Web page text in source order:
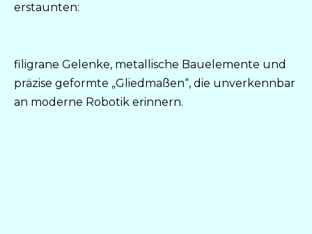
erstaunten:
filigrane Gelenke, metallische Bauelemente und
präzise geformte „Gliedmaßen“, die unverkennbar
an moderne Robotik erinnern.